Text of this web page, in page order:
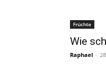
Früchte
Wie
Raphael -